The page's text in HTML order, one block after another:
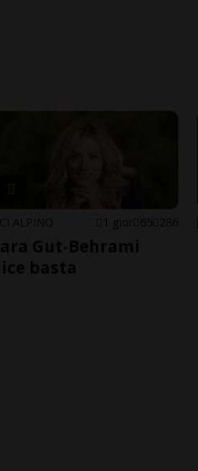
ALPINO 1 gior 65 286
Gut-Behrami
basta